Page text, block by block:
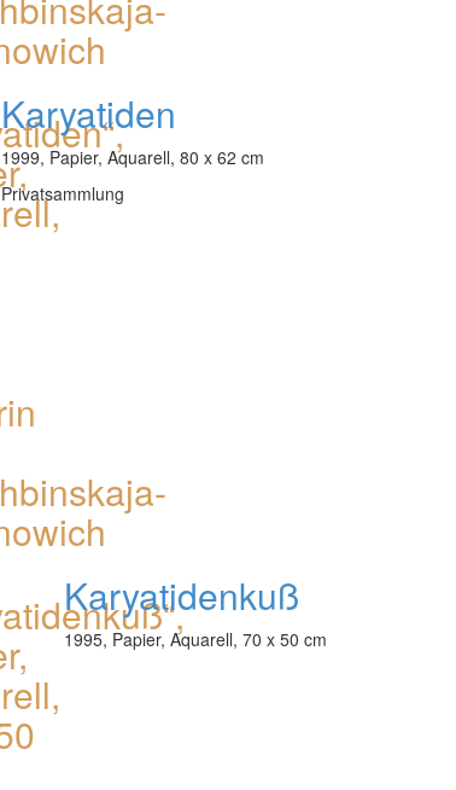
Karyatiden
1999, Papier, Aquarell, 80 x 62 cm
Privatsammlung
Karyatidenkuß
1995, Papier, Aquarell, 70 x 50 cm